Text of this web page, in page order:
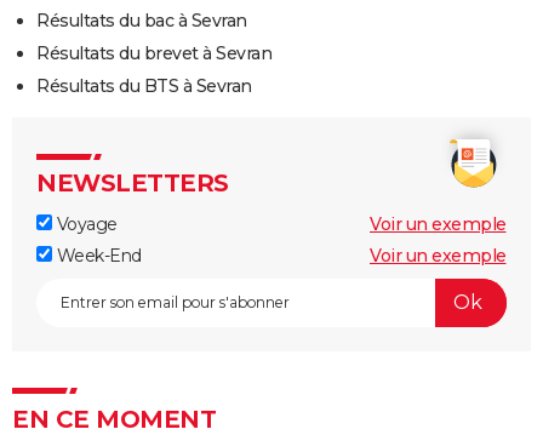
Résultats du bac à Sevran
Résultats du brevet à Sevran
Résultats du BTS à Sevran
NEWSLETTERS
Voyage
Voir un exemple
Week-End
Voir un exemple
EN CE MOMENT